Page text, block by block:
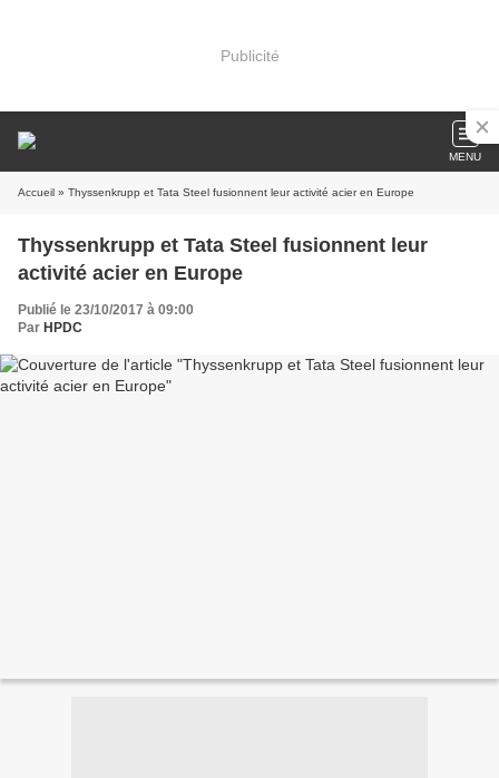
Publicité
MENU
Accueil » Thyssenkrupp et Tata Steel fusionnent leur activité acier en Europe
Thyssenkrupp et Tata Steel fusionnent leur
activité acier en Europe
Publié le 23/10/2017 à 09:00
Par HPDC